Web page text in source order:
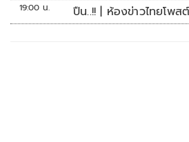
19:00 น. ปืน..!! | ห้องข่าวไทยโพ